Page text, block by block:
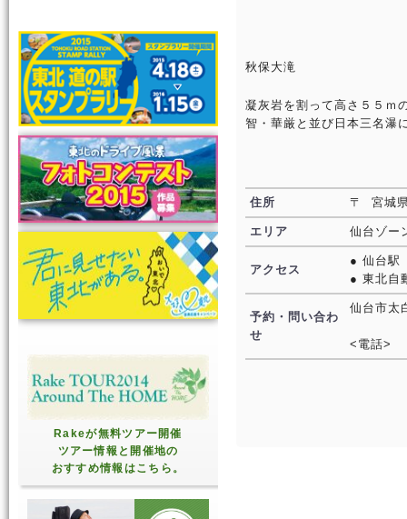
Rakeが無料ツアー開催
ツアー情報と開催地の
おすすめ情報はこちら。
秋保大滝
凝灰岩を割って高さ５５ｍ
智・華厳と並び日本三名瀑
住所 〒 宮城
エリア 仙台ゾー
アクセス
● 仙台駅
● 東北自
予約・問い合わ
せ
仙台市太
<電話>